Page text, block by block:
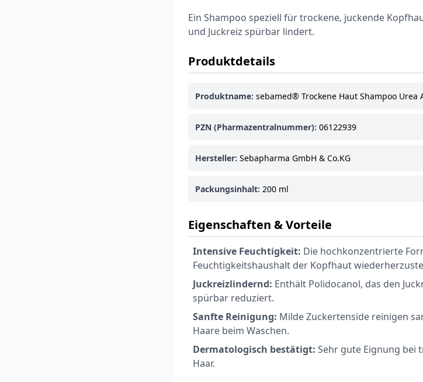
Ein Shampoo speziell für trockene, juckende
und Juckreiz spürbar lindert.
Produktdetails
Produktname: sebamed® Trockene Haut Shampoo Urea
PZN (Pharmazentralnummer): 06122939
Hersteller: Sebapharma GmbH & Co.KG
Packungsinhalt: 200 ml
Eigenschaften & Vorteile
Intensive Feuchtigkeit: Die hochkonzentrierte
Feuchtigkeitshaushalt der Kopfhaut
Juckreizlindernd: Enthält Polidocanol, das den
spürbar reduziert.
Sanfte Reinigung: Milde Zuckertenside reinigen
Haare beim Waschen.
Dermatologisch bestätigt: Sehr gute Eignung bei
Haar.